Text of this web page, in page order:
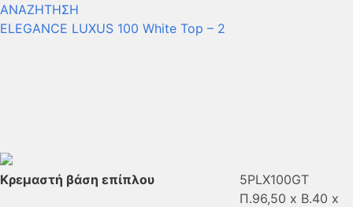
ΑΝΑΖΗΤΗΣΗ
ELEGANCE LUXUS 100 White Top – 2
Κρεμαστή βάση επίπλου
5ΡLΧ100GΤ
Π.96,50 x B.40 x